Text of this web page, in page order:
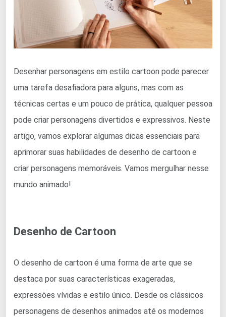
Desenhar personagens em estilo cartoon pode parecer
uma tarefa desafiadora para alguns, mas com as
técnicas certas e um pouco de prática, qualquer pessoa
pode criar personagens divertidos e expressivos. Neste
artigo, vamos explorar algumas dicas essenciais para
aprimorar suas habilidades de desenho de cartoon e
criar personagens memoráveis. Vamos mergulhar nesse
mundo animado!
Desenho de Cartoon
O desenho de cartoon é uma forma de arte que se
destaca por suas características exageradas,
expressões vívidas e estilo único. Desde os clássicos
personagens de desenhos animados até os modernos